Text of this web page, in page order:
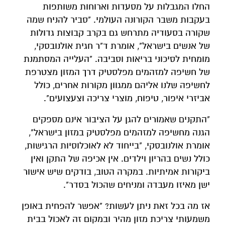
החלו המגבלות על מסעדות וארוחות משותפות
בעקבות משבר הקורונה העולמי. "סביר להניח שמה
שקורה בסעודיה מתרחש גם בקרב קבוצות גדולות
של אנשים בישראל", אומרת ד"ר חגית אולנובסקי,
מומחית לסיכוני בריאות וסביבה. "העלייה המסתמנת
של חשיפה למזהמים מפלסטיק דרך המזון מצטרפת
לחשיפה שלנו אליהם ממגוון מקורות אחרים, כולל
אביזרי איפור, טיפוח, מוצרי צריכה וצעצועים".
"התקנים שאמורים להגן על הציבור אינם מספקים
הגנה מחשיפה למזהמים מפלסטיק במזון בישראל",
אומרת אולנובסקי, "בייחוד לא לאוכלוסיות הרגישות,
כולל נשים בהריון וילדים. אין אכיפה של התקן ואין
ביקורות אמיתיות. במקרה הטוב, בודקים שיש אישור
ישן מאיזו מעבדה ומניחים שהכול בסדר".
אז מה בכל זאת ניתן לעשות? "אפשר להפחית באופן
משמעותי צריכת מזון מהיר ובמקום זה לאכול בבית